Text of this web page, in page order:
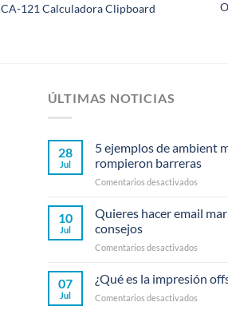
CA-121 Calculadora Clipboard
ÚLTIMAS NOTICIAS
28
Jul
5 ejemplos de ambient
rompieron barreras
Comentarios desactivadosen
de
10
Jul
Quieres hacer email
consejos
Comentarios desactivadosen
hacer
email
07
Jul
¿Qué es la impresión
Comentarios desactivadosen